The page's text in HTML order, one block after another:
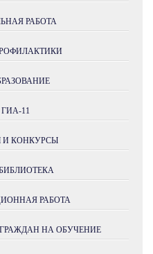
РАБОТА
11
КОНКУРСЫ
РАБОТА
НА ОБУЧЕНИЕ